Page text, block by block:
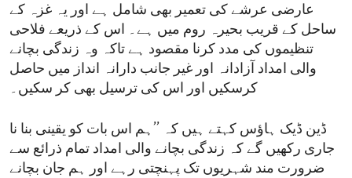
عارضی عرشے کی تعمیر بھی شامل ہے اور یہ غزہ کے
ساحل کے قریب بحیرہ روم میں ہے۔ اس کے ذریعے فلاحی
تنظیموں کی مدد کرنا مقصود ہے تاکہ وہ زندگی بچانے
والی امداد آزادانہ اور غیر جانب دارانہ انداز میں حاصل
کرسکیں اور اس کی ترسیل بھی کر سکیں۔
ڈین ڈیک ہاؤس کہتے ہیں کہ ’’ہم اس بات کو یقینی بنا نا
جاری رکھیں گے کہ زندگی بچانے والی امداد تمام ذرائع سے
ضرورت مند شہریوں تک پہنچتی رہے اور ہم جان بچانے